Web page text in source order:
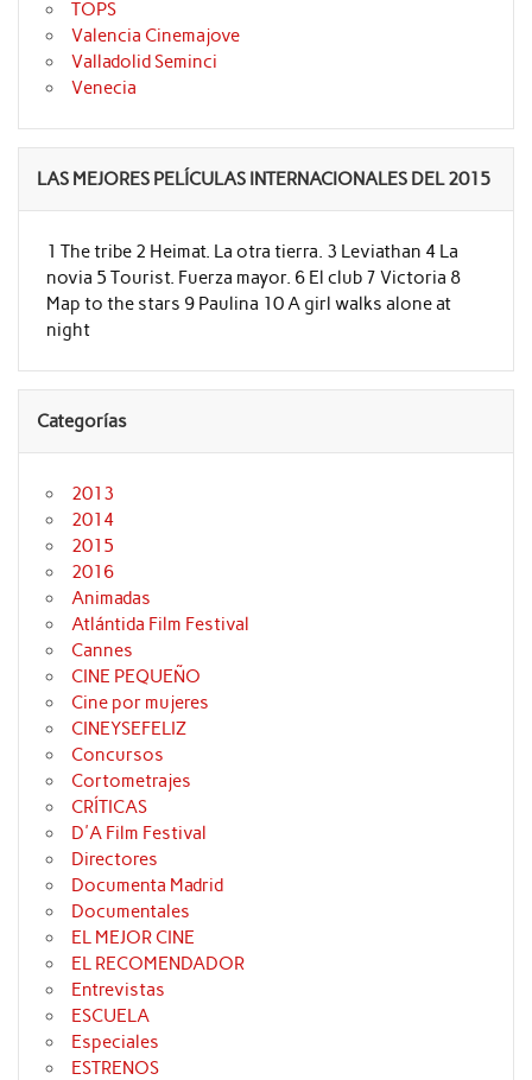
TOPS
Valencia Cinemajove
Valladolid Seminci
Venecia
LAS MEJORES PELÍCULAS INTERNACIONALES DEL 2015
1 The tribe 2 Heimat. La otra tierra. 3 Leviathan 4 La
novia 5 Tourist. Fuerza mayor. 6 El club 7 Victoria 8
Map to the stars 9 Paulina 10 A girl walks alone at
night
Categorías
2013
2014
2015
2016
Animadas
Atlántida Film Festival
Cannes
CINE PEQUEÑO
Cine por mujeres
CINEYSEFELIZ
Concursos
Cortometrajes
CRÍTICAS
D'A Film Festival
Directores
Documenta Madrid
Documentales
EL MEJOR CINE
EL RECOMENDADOR
Entrevistas
ESCUELA
Especiales
ESTRENOS